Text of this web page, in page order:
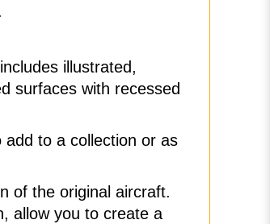
illustrated,
surfaces with recessed
to a collection or as
of the original aircraft.
allow you to create a